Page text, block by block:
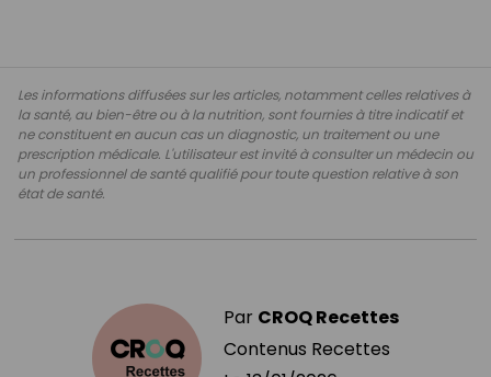
Les informations diffusées sur les articles, notamment celles relatives à
la santé, au bien-être ou à la nutrition, sont fournies à titre indicatif et
ne constituent en aucun cas un diagnostic, un traitement ou une
prescription médicale. L'utilisateur est invité à consulter un médecin ou
un professionnel de santé qualifié pour toute question relative à son
état de santé.
Par CROQ Recettes
Contenus Recettes